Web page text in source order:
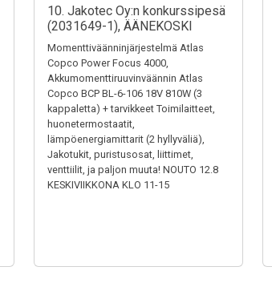
10. Jakotec Oy:n konkurssipesä
(2031649-1), ÄÄNEKOSKI
Momenttiväänninjärjestelmä Atlas
Copco Power Focus 4000,
Akkumomenttiruuvinväännin Atlas
Copco BCP BL-6-106 18V 810W (3
kappaletta) + tarvikkeet Toimilaitteet,
huonetermostaatit,
lämpöenergiamittarit (2 hyllyväliä),
Jakotukit, puristusosat, liittimet,
venttiilit, ja paljon muuta! NOUTO 12.8
KESKIVIIKKONA KLO 11-15